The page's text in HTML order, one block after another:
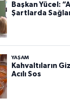
Başkan Yücel:
Şartlarda
YAŞAM
Kahvaltıların
Acılı Sos